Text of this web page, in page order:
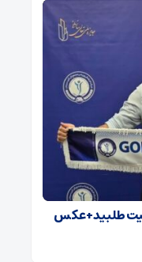
طلبید + عکس